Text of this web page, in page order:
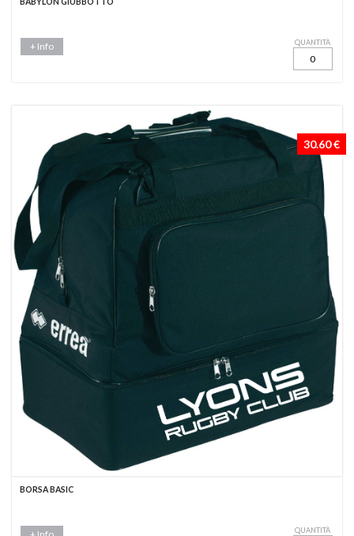
+ Info QUANTITÀ
30.60 €
BORSA BASIC
QUANTITÀ